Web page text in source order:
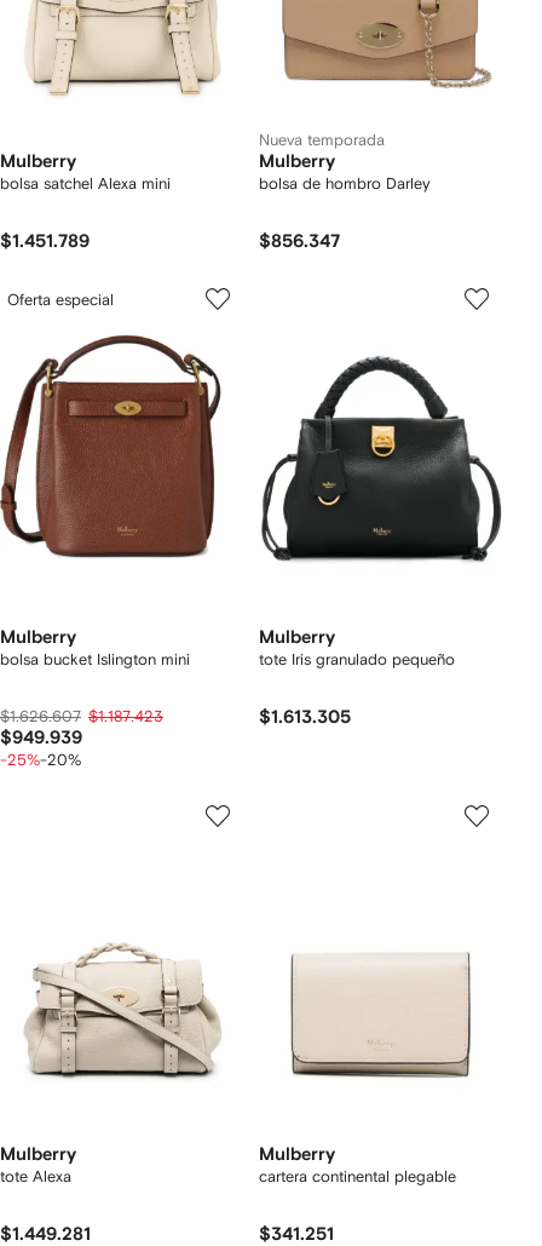
Mulberry
bolsa satchel Alexa mini
$1.451.789
Nueva temporada
Mulberry
bolsa de hombro Darley
$856.347
Oferta especial
Mulberry
bolsa bucket Islington mini
$1.626.607 $1.187.423
$949.939
-25%-20%
Mulberry
tote Iris granulado pequeño
$1.613.305
Mulberry
tote Alexa
$1.449.281
Mulberry
cartera continental plegable
$341.251